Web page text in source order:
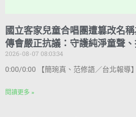
國立客家兒童合唱團遭篡改名
傳會嚴正抗議：守護純淨童聲、
2026-08-07 08:03:34
0:00/0:00 【簡琬真、范修語／台北報導
閱讀更多 »